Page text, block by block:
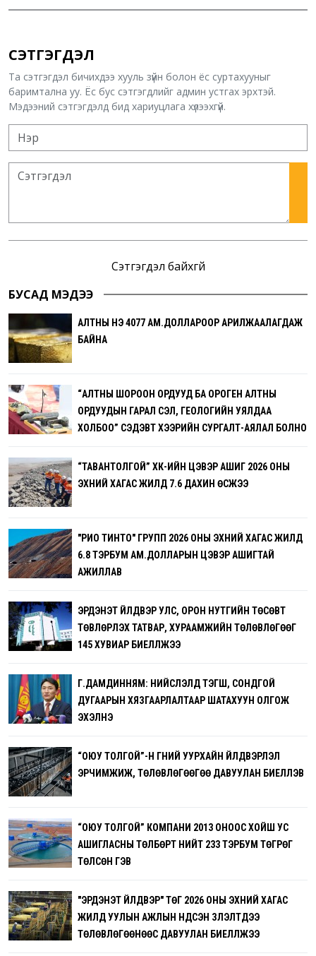
СЭТГЭГДЭЛ
Та сэтгэгдэл бичихдээ хууль зүйн болон ёс суртахууныг
баримтална уу. Ёс бус сэтгэгдлийг админ устгах эрхтэй.
Мэдээний сэтгэгдэлд бид хариуцлага хүлээхгүй.
Сэтгэгдэл байхгүй
БУСАД МЭДЭЭ
АЛТНЫ ҮНЭ 4077 АМ.ДОЛЛАРООР АРИЛЖААЛАГДАЖ
БАЙНА
“АЛТНЫ ШОРООН ОРДУУД БА ОРОГЕН АЛТНЫ
ОРДУУДЫН ГАРАЛ ҮҮСЭЛ, ГЕОЛОГИЙН УЯЛДАА
ХОЛБОО” СЭДЭВТ ХЭЭРИЙН СУРГАЛТ-АЯЛАЛ БОЛНО
“ТАВАНТОЛГОЙ” ХК-ИЙН ЦЭВЭР АШИГ 2026 ОНЫ
ЭХНИЙ ХАГАС ЖИЛД 7.6 ДАХИН ӨСЖЭЭ
"РИО ТИНТО" ГРУПП 2026 ОНЫ ЭХНИЙ ХАГАС ЖИЛД
6.8 ТЭРБУМ АМ.ДОЛЛАРЫН ЦЭВЭР АШИГТАЙ
АЖИЛЛАВ
ЭРДЭНЭТ ҮЙЛДВЭР УЛС, ОРОН НУТГИЙН ТӨСӨВТ
ТӨВЛӨРҮҮЛЭХ ТАТВАР, ХУРААМЖИЙН ТӨЛӨВЛӨГӨӨГ
145 ХУВИАР БИЕЛҮҮЛЖЭЭ
Г.ДАМДИННЯМ: НИЙСЛЭЛД ТЭГШ, СОНДГОЙ
ДУГААРЫН ХЯЗГААРЛАЛТААР ШАТАХУУН ОЛГОЖ
ЭХЭЛНЭ
“ОЮУ ТОЛГОЙ”-Н ГҮНИЙ УУРХАЙН ҮЙЛДВЭРЛЭЛ
ЭРЧИМЖИЖ, ТӨЛӨВЛӨГӨӨГӨӨ ДАВУУЛАН БИЕЛҮҮЛЭВ
“ОЮУ ТОЛГОЙ” КОМПАНИ 2013 ОНООС ХОЙШ УС
АШИГЛАСНЫ ТӨЛБӨРТ НИЙТ 233 ТЭРБУМ ТӨГРӨГ
ТӨЛСӨН ГЭВ
"ЭРДЭНЭТ ҮЙЛДВЭР" ТӨҮГ 2026 ОНЫ ЭХНИЙ ХАГАС
ЖИЛД УУЛЫН АЖЛЫН ҮНДСЭН ҮЗҮҮЛЭЛТҮҮДЭЭ
ТӨЛӨВЛӨГӨӨНӨӨС ДАВУУЛАН БИЕЛҮҮЛЖЭЭ